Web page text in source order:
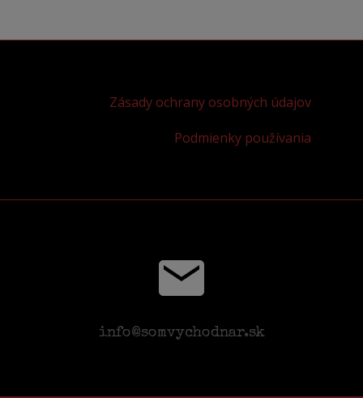
Zásady ochrany osobných údajov
Podmienky používania
info@somvychodnar.sk